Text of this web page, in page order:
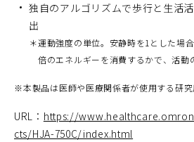
独自のアルゴリズムで歩行と生活
出
＊運動強度の単位。安静時を1とした場
倍のエネルギーを消費するかで、活動
※本製品は医師や医療関係者が使用する研
URL： https://
cts/HJA-750C/index.html